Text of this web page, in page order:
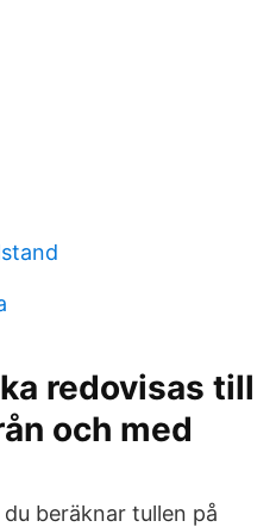
redovisas till
och med
beräknar tullen på